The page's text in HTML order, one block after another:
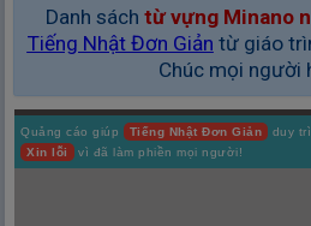
Danh sách từ vựng Minano
Tiếng Nhật Đơn Giản từ giáo
Chúc mọi người
Quảng cáo giúp Tiếng Nhật Đơn Giản duy
Xin lỗi
vì đã làm phiền mọi người!